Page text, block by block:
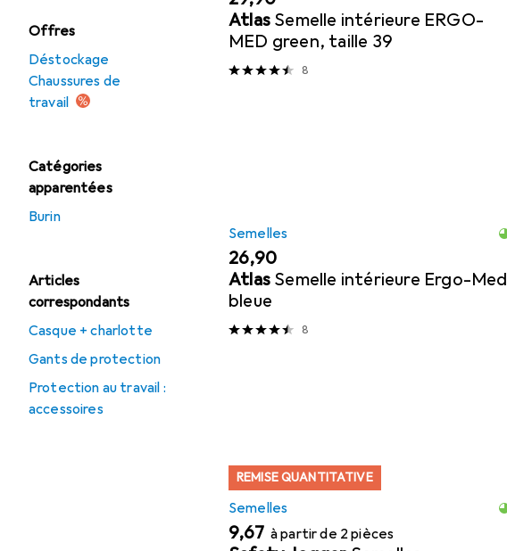
Offres
Déstockage
Chaussures de
travail
Catégories
apparentées
Burin
Articles
correspondants
Casque + charlotte
Gants de protection
Protection au travail :
accessoires
Atlas Semelle intérieure ERGO-
MED green, taille 39
8
Semelles
EUR
26,90
Atlas Semelle intérieure Ergo-Med
bleue
8
REMISE QUANTITATIVE
Semelles
EUR
9,67 à partir de 2 pièces